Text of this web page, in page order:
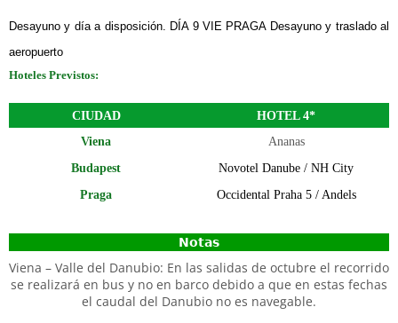
Desayuno y día a disposición. DÍA 9 VIE PRAGA Desayuno y traslado al
aeropuerto
Hoteles Previstos:
CIUDAD
HOTEL 4*
Viena
Ananas
Budapest
Novotel Danube / NH City
Praga
Occidental Praha 5 / Andels
Notas
Viena – Valle del Danubio: En las salidas de octubre el recorrido
se realizará en bus y no en barco debido a que en estas fechas
el caudal del Danubio no es navegable.